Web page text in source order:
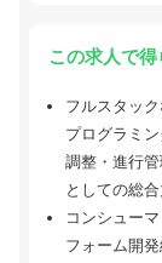
この求人で
フルスタッ
プログラミ
調整・進行
としての総
コンシュー
フォーム開